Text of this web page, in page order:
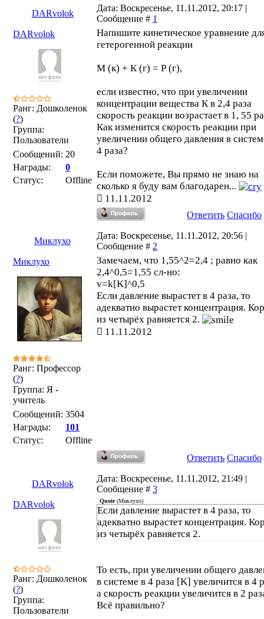
DARvolok
Дата: Воскресенье, 11.11.2012, 20:17 |
Сообщение # 1
DARvolok
Ранг: Дошколенок
(?)
Группа:
Пользователи
Сообщений: 20
Награды:
0
Статус:
Offline
Напишите кинетическое уравнение
гетерогенной реакции
М (к) + К (г) = Р (г),
если известно, что при увеличении
концентрации вещества К в 2,4 раза
скорость реакции возрастает в 1, 55
Как изменится скорость реакции при
увеличении общего давления в
4 раза?
Если поможете, Вы прямо не знаю на
сколько я буду вам благодарен...
11.11.2012
Ответить Спасибо
Миклухо
Дата: Воскресенье, 11.11.2012, 20:56 |
Сообщение # 2
Миклухо
Ранг: Профессор
(?)
Группа: Я -
учитель
Сообщений: 3504
Награды:
101
Статус:
Offline
Замечаем, что 1,55^2=2,4 ; равно как
2,4^0,5=1,55 сл-но:
v=k[K]^0,5
Если давление вырастет в 4 раза, то
адекватно вырастет концентрация.
из четырёх равняется 2.
11.11.2012
Ответить Спасибо
DARvolok
Дата: Воскресенье, 11.11.2012, 21:49 |
Сообщение # 3
DARvolok
Ранг: Дошколенок
(?)
Группа:
Пользователи
Quote(Миклухо)
Если давление вырастет в 4 раза, то
адекватно вырастет концентрация.
из четырёх равняется 2.
То есть, при увеличении общего
в системе в 4 раза [K] увеличится в 4
а скорость реакции увеличится в 2
Всё правильно?